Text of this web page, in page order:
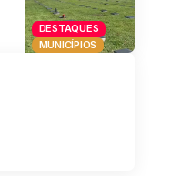
DESTAQUES
MUNICÍPIOS